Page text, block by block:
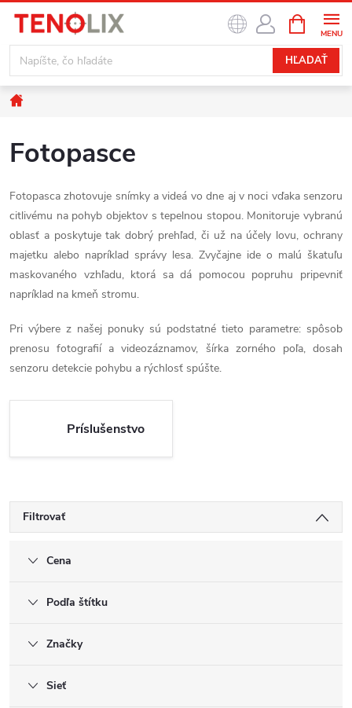
obsah
HĽADAŤ
KOŠÍK
Fotopasce
Fotopasca zhotovuje snímky a videá vo dne aj v noci vďaka senzoru
citlivému na pohyb objektov s tepelnou stopou. Monitoruje vybranú
oblasť a poskytuje tak dobrý prehľad, či už na účely lovu, ochrany
majetku alebo napríklad správy lesa. Zvyčajne ide o malú škatuľu
maskovaného vzhľadu, ktorá sa dá pomocou popruhu pripevniť
napríklad na kmeň stromu.
Pri výbere z našej ponuky sú podstatné tieto parametre: spôsob
prenosu fotografií a videozáznamov, šírka zorného poľa, dosah
senzoru detekcie pohybu a rýchlosť spúšte.
Príslušenstvo
Filtrovať
Cena
Podľa štítku
Značky
Sieť